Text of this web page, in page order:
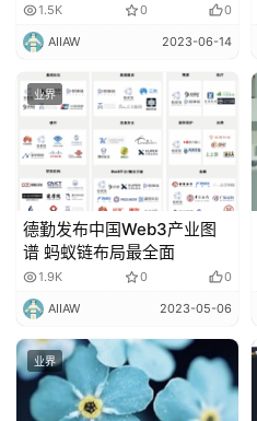
1.5K 0 0
AIIAW 2023-06-14
业界
德勤发布中国Web3产业图
谱 蚂蚁链布局最全面
1.9K 0 0
AIIAW 2023-05-06
业界